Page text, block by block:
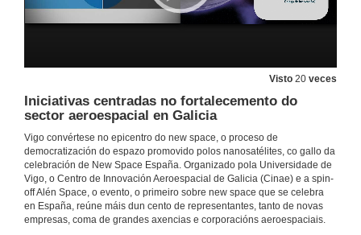
Visto 20 veces
Iniciativas centradas no fortalecemento do
sector aeroespacial en Galicia
Vigo convértese no epicentro do new space, o proceso de
democratización do espazo promovido polos nanosatélites, co gallo da
celebración de New Space España. Organizado pola Universidade de
Vigo, o Centro de Innovación Aeroespacial de Galicia (Cinae) e a spin-
off Alén Space, o evento, o primeiro sobre new space que se celebra
en España, reúne máis dun cento de representantes, tanto de novas
empresas, coma de grandes axencias e corporacións aeroespaciais.
29 de nov. de 2018
A observación da terra cara ao novo espazo
29 de nov. de 2018
DHV Technology. Corporate Presentation